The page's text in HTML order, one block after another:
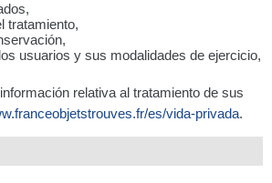
tratamiento,
usuarios y sus modalidades de ejercicio,
relativa al tratamiento de sus
es/vida-privada.